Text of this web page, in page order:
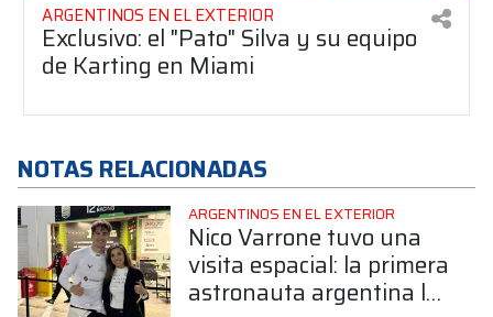
ARGENTINOS EN EL EXTERIOR
Exclusivo: el "Pato" Silva y su equipo
de Karting en Miami
NOTAS RELACIONADAS
ARGENTINOS EN EL EXTERIOR
Nico Varrone tuvo una
visita espacial: la primera
astronauta argentina lo